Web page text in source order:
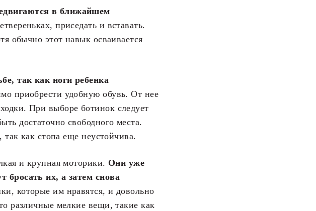
в ближайшем
приседать и вставать.
обычно этот навык осваивается
так как ноги ребенка
приобрести удобную обувь. От нее
При выборе ботинок следует
достаточно свободного места.
так как стопа еще неустойчива.
и крупная моторики. Они уже
бросать их, а затем снова
которые им нравятся, и довольно
различные мелкие вещи, такие как